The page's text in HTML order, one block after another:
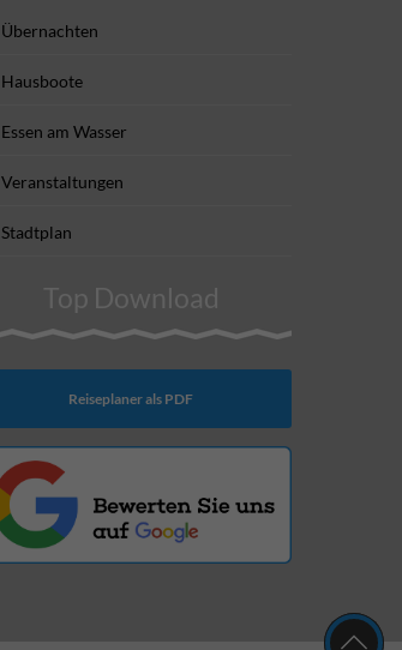
Übernachten
Hausboote
Essen am Wasser
Veranstaltungen
Stadtplan
Top Download
Reiseplaner als PDF